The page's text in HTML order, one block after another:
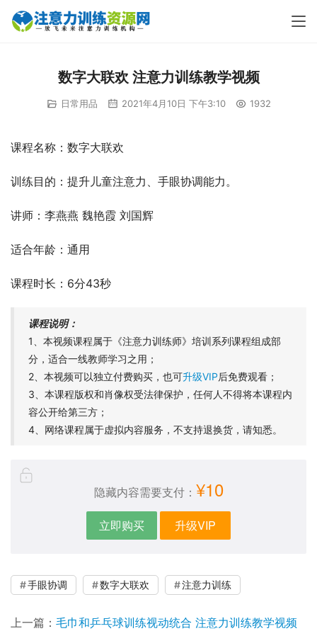
数字大联欢 注意力训练教学视频
日常用品 2021年4月10日 下午3:10 1932
课程名称：数字大联欢
训练目的：提升儿童注意力、手眼协调能力。
讲师：李燕燕 魏艳霞 刘国辉
适合年龄：通用
课程时长：6分43秒
课程说明：
1、本视频课程属于《注意力训练师》培训系列课程组成部
分，适合一线教师学习之用；
2、本视频可以独立付费购买，也可升级VIP后免费观看；
3、本课程版权和肖像权受法律保护，任何人不得将本课程内
容公开给第三方；
4、网络课程属于虚拟内容服务，不支持退换货，请知悉。
隐藏内容需要支付： ¥10
立即购买 升级VIP
手眼协调 数字大联欢 注意力训练
上一篇： 毛巾和乒乓球训练视动统合 注意力训练教学视频